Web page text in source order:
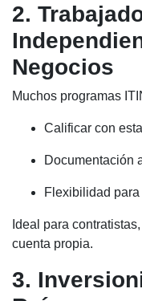
2.
Negocios
Muchos programas
Calificar con
Documentación
Flexibilidad
Ideal para
cuenta propia.
3.